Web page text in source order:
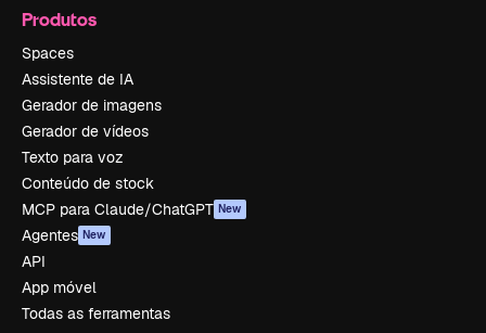
Produtos
Spaces
Assistente de IA
Gerador de imagens
Gerador de vídeos
Texto para voz
Conteúdo de stock
MCP para Claude/ChatGPT New
Agentes New
API
App móvel
Todas as ferramentas